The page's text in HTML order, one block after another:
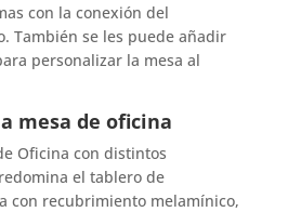
con la conexión del
También se les puede añadir
personalizar la mesa al
mesa de oficina
Oficina con distintos
el tablero de
con recubrimiento melamínico,